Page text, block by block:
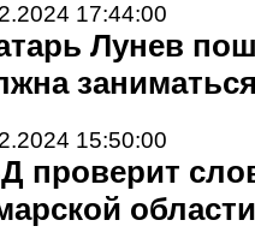
17:44:00
Лунев
15:50:00
проверит